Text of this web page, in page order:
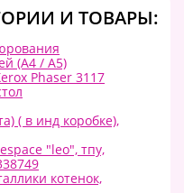
И ТОВАРЫ:
(А4 / A5)
Phaser 3117
( в инд коробке),
"leo", тпу,
котенок,